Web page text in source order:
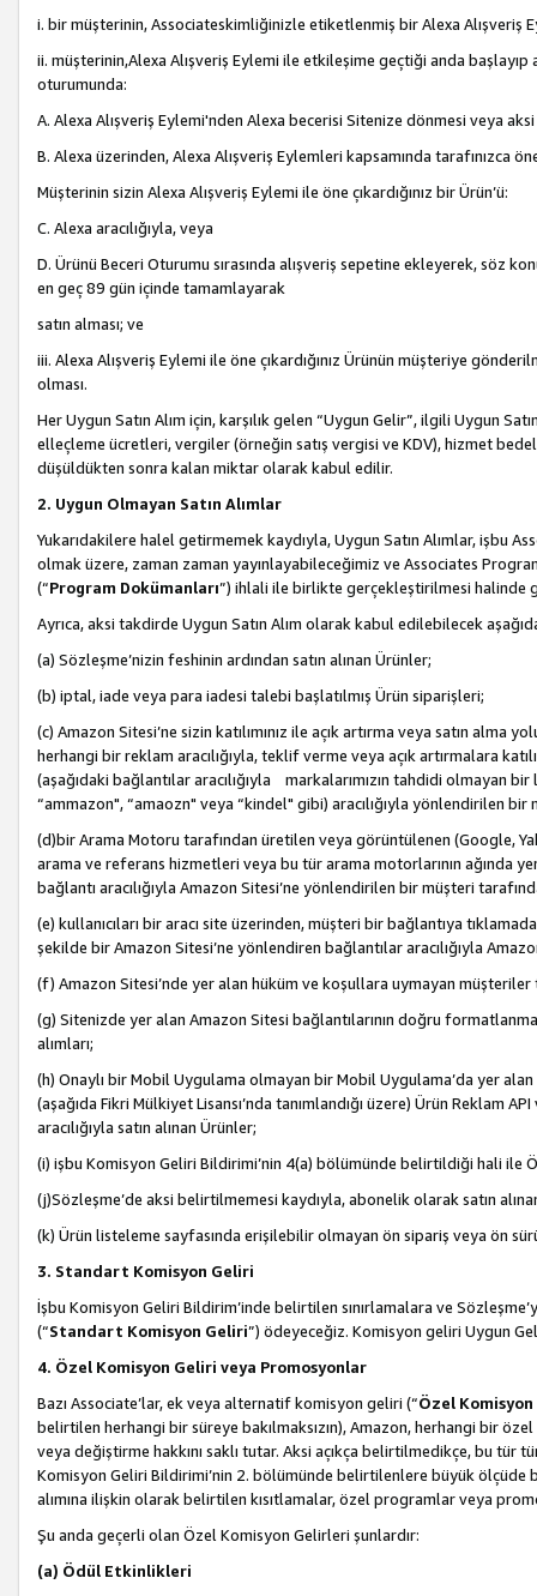
i. bir müşterinin, Associateskimliğinizle etiketlenmiş bir Alexa Alışveriş
ii. müşterinin,Alexa Alışveriş Eylemi ile etkileşime geçtiği anda
oturumunda:
A. Alexa Alışveriş Eylemi'nden Alexa becerisi Sitenize dönmesi veya
B. Alexa üzerinden, Alexa Alışveriş Eylemleri kapsamında tarafınızca
Müşterinin sizin Alexa Alışveriş Eylemi ile öne çıkardığınız bir Ürün’ü:
C. Alexa aracılığıyla, veya
D. Ürünü Beceri Oturumu sırasında alışveriş sepetine ekleyerek, söz
en geç 89 gün içinde tamamlayarak
satın alması; ve
iii. Alexa Alışveriş Eylemi ile öne çıkardığınız Ürünün müşteriye
olması.
Her Uygun Satın Alım için, karşılık gelen “Uygun Gelir”, ilgili Uygun
elleçleme ücretleri, vergiler (örneğin satış vergisi ve KDV), hizmet
düşüldükten sonra kalan miktar olarak kabul edilir.
2. Uygun Olmayan Satın Alımlar
Yukarıdakilere halel getirmemek kaydıyla, Uygun Satın Alımlar, işbu
olmak üzere, zaman zaman yayınlayabileceğimiz ve Associates
(“Program Dokümanları”) ihlali ile birlikte gerçekleştirilmesi halinde
Ayrıca, aksi takdirde Uygun Satın Alım olarak kabul edilebilecek
(a) Sözleşme’nizin feshinin ardından satın alınan Ürünler;
(b) iptal, iade veya para iadesi talebi başlatılmış Ürün siparişleri;
(c) Amazon Sitesi’ne sizin katılımınız ile açık artırma veya satın alma
herhangi bir reklam aracılığıyla, teklif verme veya açık artırmalara
(aşağıdaki bağlantılar aracılığıyla markalarımızın tahdidi olmayan
“ammazon", “amaozn" veya “kindel" gibi) aracılığıyla yönlendirilen
(d)bir Arama Motoru tarafından üretilen veya görüntülenen (Google,
arama ve referans hizmetleri veya bu tür arama motorlarının ağında
bağlantı aracılığıyla Amazon Sitesi’ne yönlendirilen bir müşteri
(e) kullanıcıları bir aracı site üzerinden, müşteri bir bağlantıya
şekilde bir Amazon Sitesi’ne yönlendiren bağlantılar aracılığıyla
(f) Amazon Sitesi’nde yer alan hüküm ve koşullara uymayan müşteriler
(g) Sitenizde yer alan Amazon Sitesi bağlantılarının doğru
alımları;
(h) Onaylı bir Mobil Uygulama olmayan bir Mobil Uygulama’da yer
(aşağıda Fikri Mülkiyet Lisansı’nda tanımlandığı üzere) Ürün Reklam
aracılığıyla satın alınan Ürünler;
(i) işbu Komisyon Geliri Bildirimi’nin 4(a) bölümünde belirtildiği hali ile
(j)Sözleşme’de aksi belirtilmemesi kaydıyla, abonelik olarak satın
(k) Ürün listeleme sayfasında erişilebilir olmayan ön sipariş veya ön
3. Standart Komisyon Geliri
İşbu Komisyon Geliri Bildirim’inde belirtilen sınırlamalara ve
(“Standart Komisyon Geliri”) ödeyeceğiz. Komisyon geliri Uygun
4. Özel Komisyon Geliri veya Promosyonlar
Bazı Associate’lar, ek veya alternatif komisyon geliri (“Özel
belirtilen herhangi bir süreye bakılmaksızın), Amazon, herhangi bir
veya değiştirme hakkını saklı tutar. Aksi açıkça belirtilmedikçe, bu tür
Komisyon Geliri Bildirimi’nin 2. bölümünde belirtilenlere büyük ölçüde
alımına ilişkin olarak belirtilen kısıtlamalar, özel programlar veya
Şu anda geçerli olan Özel Komisyon Gelirleri şunlardır:
(a) Ödül Etkinlikleri